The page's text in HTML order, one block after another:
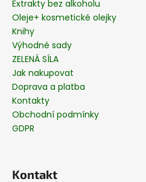
Extrakty bez alkoholu
Oleje+ kosmetické olejky
Knihy
Výhodné sady
ZELENÁ SÍLA
Jak nakupovat
Doprava a platba
Kontakty
Obchodní podmínky
GDPR
Kontakt